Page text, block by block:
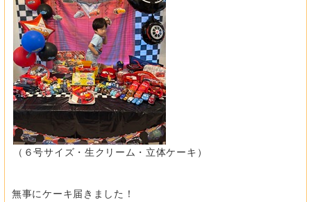
（６号サイズ・生クリーム・立体ケーキ）
無事にケーキ届きました！